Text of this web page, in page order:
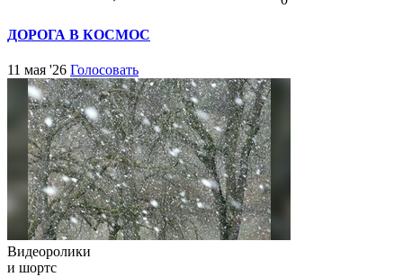
ДОРОГА В КОСМОС
11 мая '26 Голосовать
Видеоролики
и шортс